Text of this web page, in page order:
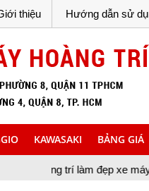
thiệu Hướng dẫn sử
KAWASAKI BẢNG GIÁ
đẹp xe máy, xe tay ga đời